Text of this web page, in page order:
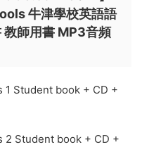
牛津學校英語語
教師用書 MP3音頻
Student book + CD +
2 Student book + CD +